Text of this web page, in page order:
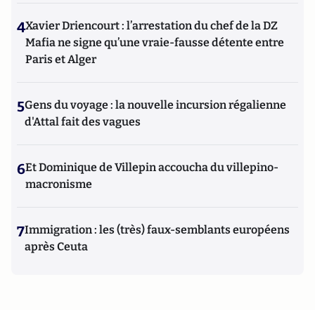
4Xavier Driencourt : l’arrestation du chef de la DZ
Mafia ne signe qu’une vraie-fausse détente entre
Paris et Alger
5Gens du voyage : la nouvelle incursion régalienne
d'Attal fait des vagues
6Et Dominique de Villepin accoucha du villepino-
macronisme
7Immigration : les (très) faux-semblants européens
après Ceuta